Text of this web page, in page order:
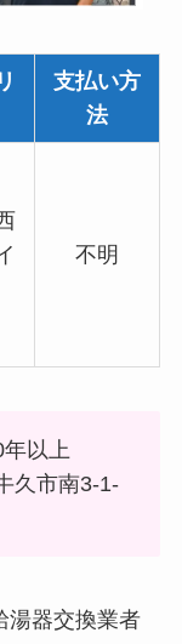
支払い方
法
不明
年以上
久市南3-1-
湯器交換業者